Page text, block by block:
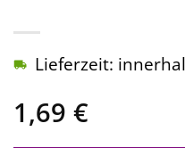
1,69 €
Lieferzeit: